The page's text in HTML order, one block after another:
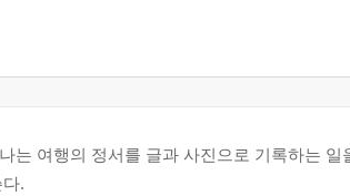
는 여행의 정서를 글과 사진으로 기록하는
.